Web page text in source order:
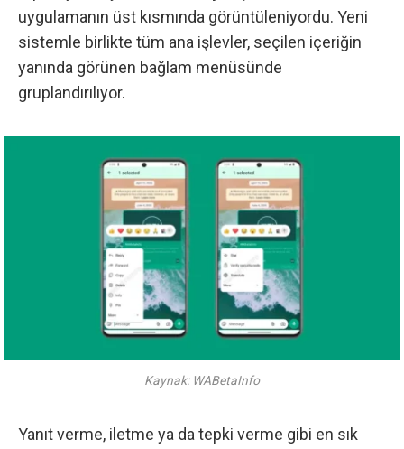
uygulamanın üst kısmında görüntüleniyordu. Yeni
sistemle birlikte tüm ana işlevler, seçilen içeriğin
yanında görünen bağlam menüsünde
gruplandırılıyor.
Kaynak: WABetaInfo
Yanıt verme, iletme ya da tepki verme gibi en sık